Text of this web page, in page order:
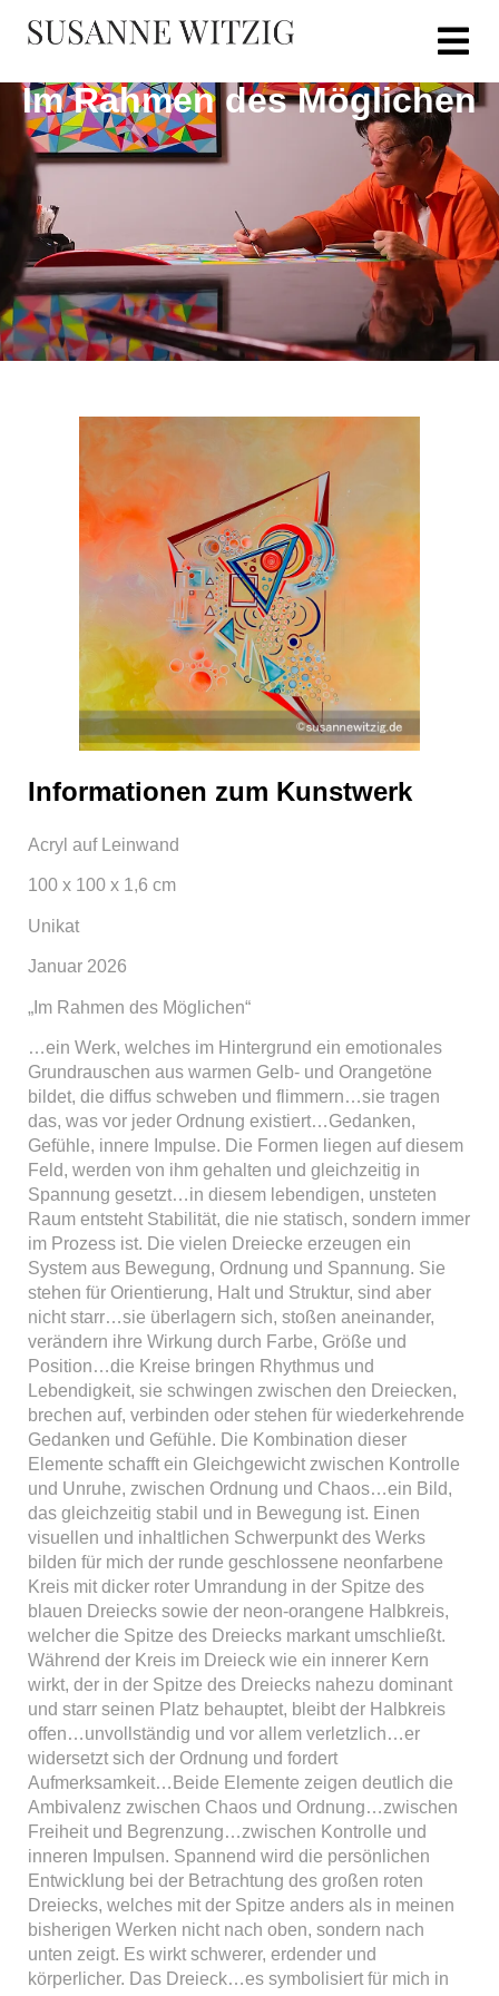
Im Rahmen des Möglichen
Informationen zum Kunstwerk
Acryl auf Leinwand
100 x 100 x 1,6 cm
Unikat
Januar 2026
„Im Rahmen des Möglichen“
…ein Werk, welches im Hintergrund ein emotionales
Grundrauschen aus warmen Gelb- und Orangetöne
bildet, die diffus schweben und flimmern…sie tragen
das, was vor jeder Ordnung existiert…Gedanken,
Gefühle, innere Impulse. Die Formen liegen auf diesem
Feld, werden von ihm gehalten und gleichzeitig in
Spannung gesetzt…in diesem lebendigen, unsteten
Raum entsteht Stabilität, die nie statisch, sondern immer
im Prozess ist. Die vielen Dreiecke erzeugen ein
System aus Bewegung, Ordnung und Spannung. Sie
stehen für Orientierung, Halt und Struktur, sind aber
nicht starr…sie überlagern sich, stoßen aneinander,
verändern ihre Wirkung durch Farbe, Größe und
Position…die Kreise bringen Rhythmus und
Lebendigkeit, sie schwingen zwischen den Dreiecken,
brechen auf, verbinden oder stehen für wiederkehrende
Gedanken und Gefühle. Die Kombination dieser
Elemente schafft ein Gleichgewicht zwischen Kontrolle
und Unruhe, zwischen Ordnung und Chaos…ein Bild,
das gleichzeitig stabil und in Bewegung ist. Einen
visuellen und inhaltlichen Schwerpunkt des Werks
bilden für mich der runde geschlossene neonfarbene
Kreis mit dicker roter Umrandung in der Spitze des
blauen Dreiecks sowie der neon-orangene Halbkreis,
welcher die Spitze des Dreiecks markant umschließt.
Während der Kreis im Dreieck wie ein innerer Kern
wirkt, der in der Spitze des Dreiecks nahezu dominant
und starr seinen Platz behauptet, bleibt der Halbkreis
offen…unvollständig und vor allem verletzlich…er
widersetzt sich der Ordnung und fordert
Aufmerksamkeit…Beide Elemente zeigen deutlich die
Ambivalenz zwischen Chaos und Ordnung…zwischen
Freiheit und Begrenzung…zwischen Kontrolle und
inneren Impulsen. Spannend wird die persönlichen
Entwicklung bei der Betrachtung des großen roten
Dreiecks, welches mit der Spitze anders als in meinen
bisherigen Werken nicht nach oben, sondern nach
unten zeigt. Es wirkt schwerer, erdender und
körperlicher. Das Dreieck…es symbolisiert für mich in